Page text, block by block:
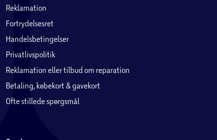
Reklamation
Fortrydelsesret
Handelsbetingelser
Privatlivspolitik
Reklamation eller tilbud om reparation
Betaling, købekort & gavekort
Ofte stillede spørgsmål